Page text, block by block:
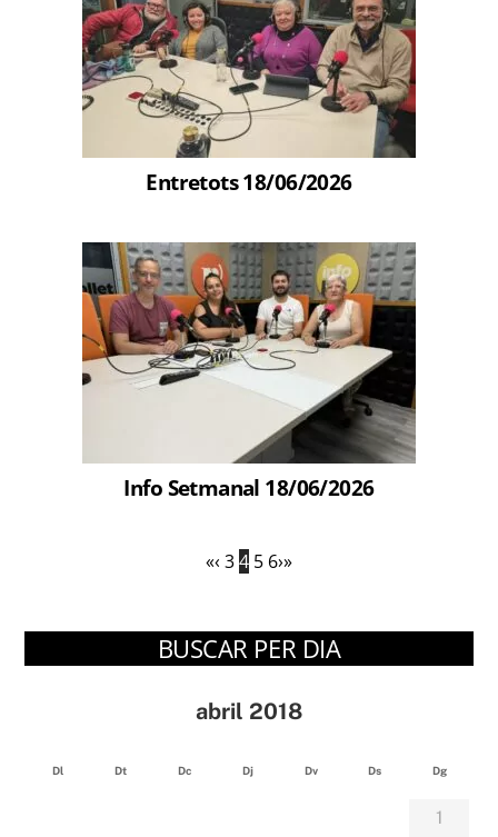
Entretots 18/06/2026
Info Setmanal 18/06/2026
«‹ 34 5 6›»
BUSCAR PER DIA
abril 2018
Dl Dt Dc Dj Dv Ds Dg
1